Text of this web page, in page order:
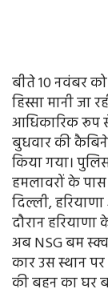
बीते 10 नवंबर
हिस्सा मानी जा
आधिकारिक रूप
बुधवार की
किया गया।
हमलावरों के
दिल्ली,
दौरान
अब NSG बम
कार उस स्थान
की बहन का घर